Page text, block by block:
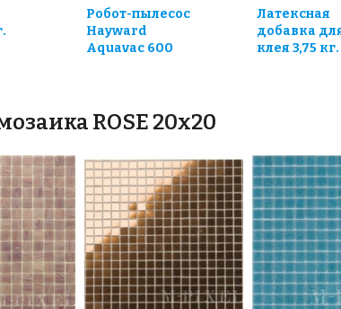
Робот-пылесос
Hayward
Aquavac 600
Латексная
добавка
клея 3,75 кг.
ROSE 20x20